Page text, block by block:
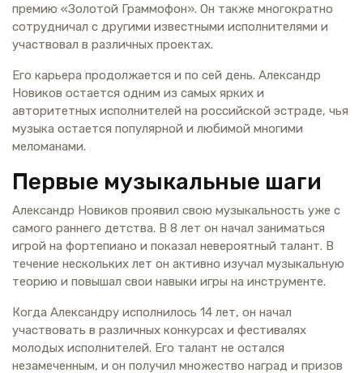
премию «Золотой Граммофон». Он также многократно
сотрудничал с другими известными исполнителями и
участвовал в различных проектах.
Его карьера продолжается и по сей день. Александр
Новиков остается одним из самых ярких и
авторитетных исполнителей на российской эстраде, чья
музыка остается популярной и любимой многими
меломанами.
Первые музыкальные шаги
Александр Новиков проявил свою музыкальность уже с
самого раннего детства. В 8 лет он начал заниматься
игрой на фортепиано и показал невероятный талант. В
течение нескольких лет он активно изучал музыкальную
теорию и повышал свои навыки игры на инструменте.
Когда Александру исполнилось 14 лет, он начал
участвовать в различных конкурсах и фестивалях
молодых исполнителей. Его талант не остался
незамеченным, и он получил множество наград и призов